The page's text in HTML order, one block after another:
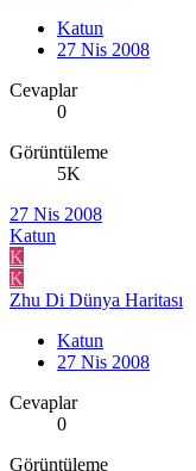
Katun
27 Nis 2008
Cevaplar
0
Görüntüleme
5K
27 Nis 2008
Katun
K
K
Zhu Di Dünya Haritası
Katun
27 Nis 2008
Cevaplar
0
Görüntüleme